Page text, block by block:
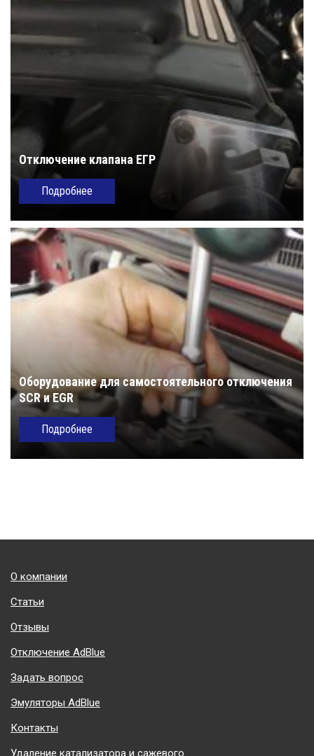
Отключение клапана ЕГР
Подробнее
Оборудование для самостоятельного отключения
SCR и EGR
Подробнее
Подвал
О компании
Статьи
Отзывы
Отключение AdBlue
Задать вопрос
Эмуляторы AdBlue
Контакты